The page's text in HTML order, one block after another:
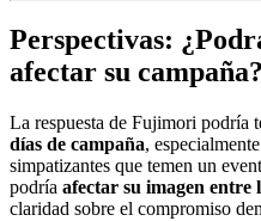
Perspectivas:
afectar su campaña?
La respuesta de Fujimori podría
días de campaña,
simpatizantes que temen un
podría afectar su imagen entre
claridad sobre el compromiso